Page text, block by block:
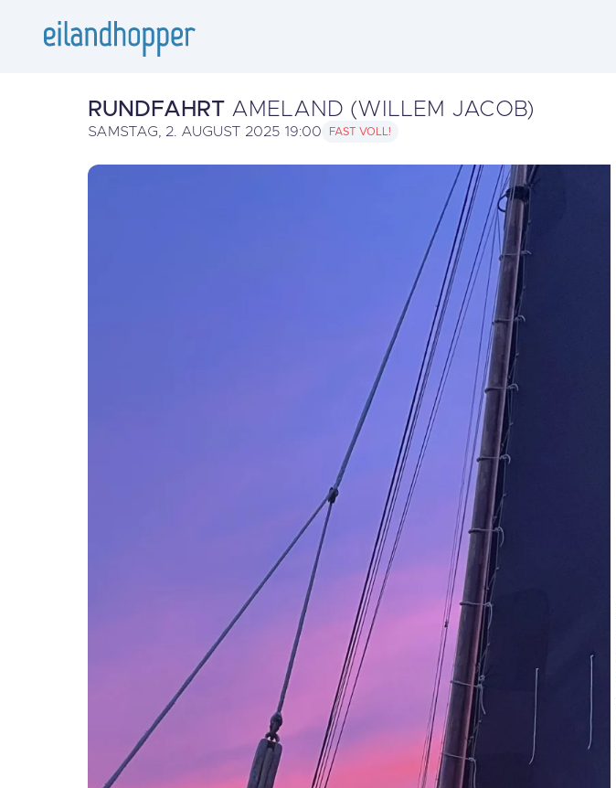
RUNDFAHRT AMELAND (WILLEM JACOB)
SAMSTAG, 2. AUGUST 2025 19:00 FAST VOLL!